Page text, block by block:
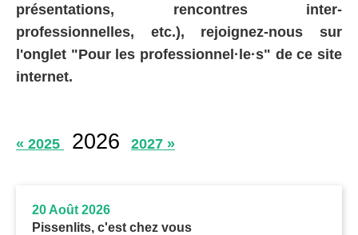
présentations, rencontres inter-
professionnelles, etc.), rejoignez-nous sur
l'onglet "Pour les professionnel·le·s" de ce site
internet.
« 2025 2026 2027 »
20 Août 2026
Pissenlits, c'est chez vous